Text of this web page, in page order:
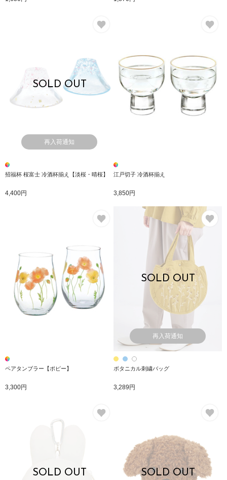
SOLD OUT
再入荷通知
招福杯 桜富士 冷酒杯揃え【淡桜・晴桜】
4,400円
江戸切子 冷酒杯揃え
3,850円
ペアタンブラー【ポピー】
3,300円
SOLD OUT
再入荷通知
ボタニカル刺繍バッグ
3,289円
SOLD OUT SOLD OUT